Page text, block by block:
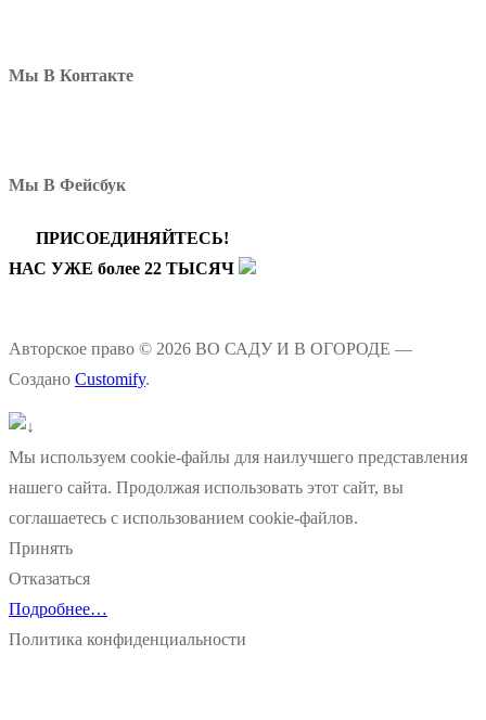
Мы В Контакте
Мы В Фейсбук
ПРИСОЕДИНЯЙТЕСЬ!
НАС УЖЕ более 22 ТЫСЯЧ
Авторское право © 2026 ВО САДУ И В ОГОРОДЕ —
Создано Customify.
Мы используем cookie-файлы для наилучшего представления
нашего сайта. Продолжая использовать этот сайт, вы
соглашаетесь с использованием cookie-файлов.
Принять
Отказаться
Подробнее…
Политика конфиденциальности